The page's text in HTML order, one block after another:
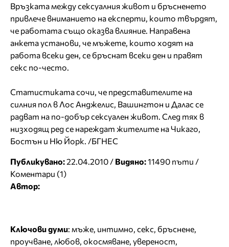
Връзката между сексуалния живот и бръсненето
привлече вниманието на експерти, които твърдят,
че работата също оказва влияние. Направена
анкета установи, че мъжете, които ходят на
работа всеки ден, се бръснат всеки ден и правят
секс по-често.
Статистиката сочи, че представителите на
силния пол в Лос Анджелис, Вашингтон и Далас се
радват на по-добър сексуален живот. След тях в
низходящ ред се нареждат жителите на Чикаго,
Бостън и Ню Йорк. /БГНЕС
Публикувано:22.04.2010 / Видяно:11490 пъти /
Коментари (1)
Автор:
Ключови думи: мъже, интимно, секс, бръснене,
проучване, любов, окосмяване, увереност,